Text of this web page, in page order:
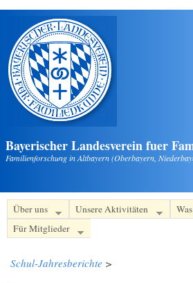
Direkt zum Inhalt
Bayerischer Landesverein fuer
Familienforschung in Altbayern (Oberbayern,
Über uns Unsere Aktivitäten
Für Mitglieder
Schul-Jahresberichte >